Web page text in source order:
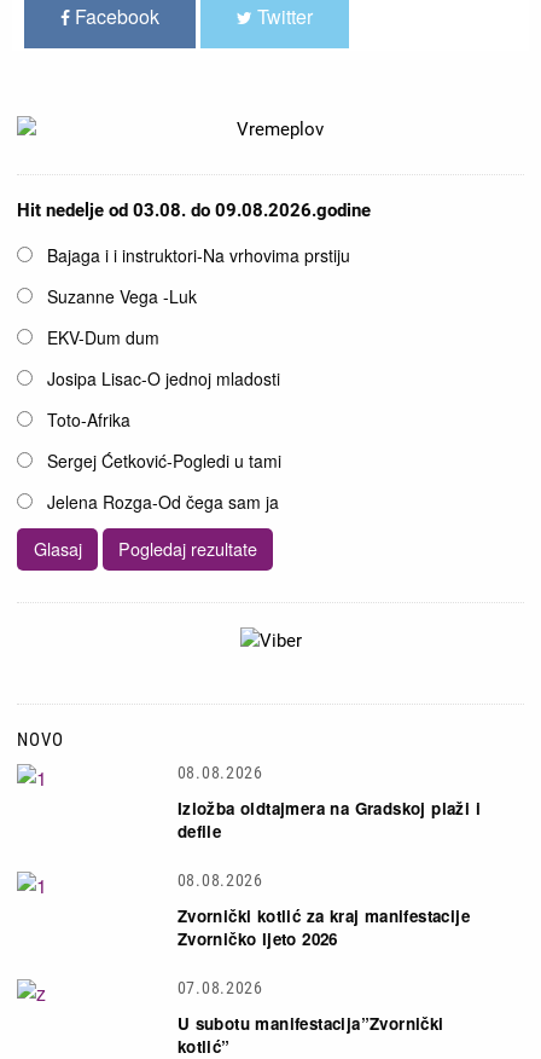
Facebook Twitter
Hit nedelje od 03.08. do 09.08.2026.godine
OpcijeBajaga i i instruktori-Na vrhovima prstiju
Suzanne Vega -Luk
EKV-Dum dum
Josipa Lisac-O jednoj mladosti
Toto-Afrika
Sergej Ćetković-Pogledi u tami
Jelena Rozga-Od čega sam ja
NOVO
08.08.2026
Izložba oldtajmera na Gradskoj plaži i
defile
08.08.2026
Zvornički kotlić za kraj manifestacije
Zvorničko ljeto 2026
07.08.2026
U subotu manifestacija”Zvornički
kotlić”